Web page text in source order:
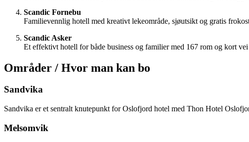
Scandic Fornebu
Familievennlig hotell med kreativt lekeområde, sjøutsikt og gratis
Scandic Asker
Et effektivt hotell for både business og familier med 167 rom og kort
Områder / Hvor man kan bo
Sandvika
Sandvika er et sentralt knutepunkt for Oslofjord hotel med Thon Hotel
Melsomvik